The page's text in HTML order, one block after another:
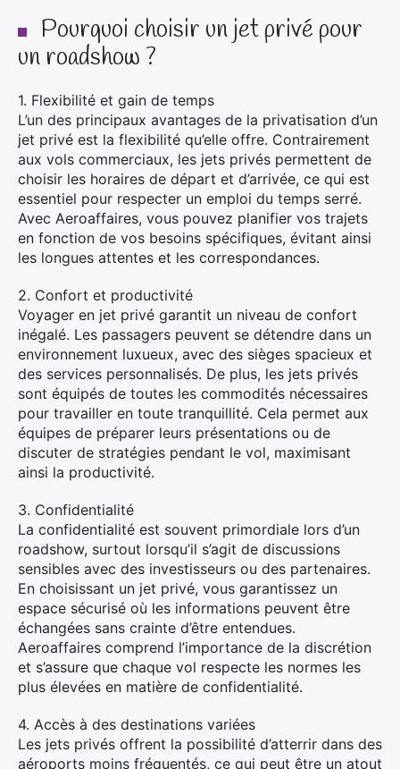
Pourquoi choisir un jet privé pour
un roadshow ?
1. Flexibilité et gain de temps
L’un des principaux avantages de la privatisation d’un
jet privé est la flexibilité qu’elle offre. Contrairement
aux vols commerciaux, les jets privés permettent de
choisir les horaires de départ et d’arrivée, ce qui est
essentiel pour respecter un emploi du temps serré.
Avec Aeroaffaires, vous pouvez planifier vos trajets
en fonction de vos besoins spécifiques, évitant ainsi
les longues attentes et les correspondances.
2. Confort et productivité
Voyager en jet privé garantit un niveau de confort
inégalé. Les passagers peuvent se détendre dans un
environnement luxueux, avec des sièges spacieux et
des services personnalisés. De plus, les jets privés
sont équipés de toutes les commodités nécessaires
pour travailler en toute tranquillité. Cela permet aux
équipes de préparer leurs présentations ou de
discuter de stratégies pendant le vol, maximisant
ainsi la productivité.
3. Confidentialité
La confidentialité est souvent primordiale lors d’un
roadshow, surtout lorsqu’il s’agit de discussions
sensibles avec des investisseurs ou des partenaires.
En choisissant un jet privé, vous garantissez un
espace sécurisé où les informations peuvent être
échangées sans crainte d’être entendues.
Aeroaffaires comprend l’importance de la discrétion
et s’assure que chaque vol respecte les normes les
plus élevées en matière de confidentialité.
4. Accès à des destinations variées
Les jets privés offrent la possibilité d’atterrir dans des
aéroports moins fréquentés, ce qui peut être un atout